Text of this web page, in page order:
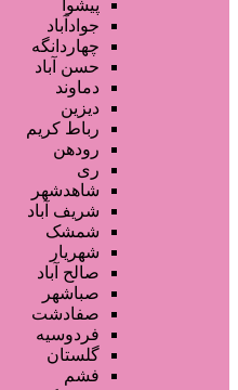
تجهیزات سالن زیبایی
محصولات پوست
محصولات مو
خدمات دندانپزشکی
ماساژ و اسپا
سایر خدمات
پیشوا
جوادآباد
چهاردانگه
حسن آباد
دماوند
دیزین
رباط کریم
رودهن
ری
شاهدشهر
شریف آباد
شمشک
شهریار
صالح آباد
صباشهر
صفادشت
فردوسیه
گلستان
فشم